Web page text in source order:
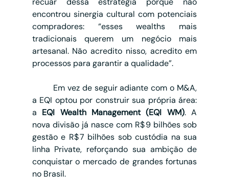
encontrou sinergia cultural com potenciais
compradores: “esses wealths mais
tradicionais querem um negócio mais
artesanal. Não acredito nisso, acredito em
processos para garantir a qualidade”.
a EQI optou por construir sua própria área:
a EQI Wealth Management (EQI WM). A
nova divisão já nasce com R$ 9 bilhões sob
gestão e R$ 7 bilhões sob custódia na sua
linha Private, reforçando sua ambição de
conquistar o mercado de grandes fortunas
no Brasil.